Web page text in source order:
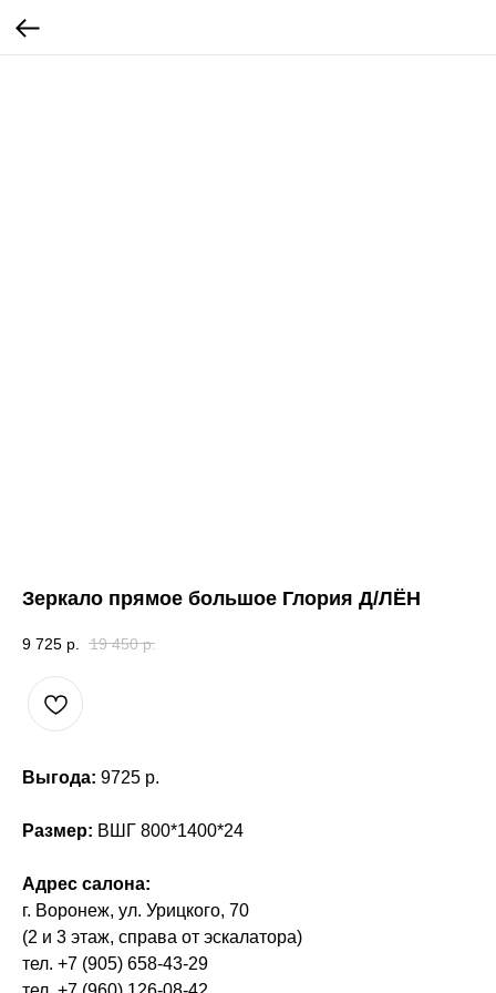
Зеркало прямое большое Глория Д/ЛЁН
9 725 р. 19 450 р.
Выгода: 9725 р.
Размер: ВШГ 800*1400*24
Адрес салона:
г. Воронеж, ул. Урицкого, 70
(2 и 3 этаж, справа от эскалатора)
тел. +7 (905) 658-43-29